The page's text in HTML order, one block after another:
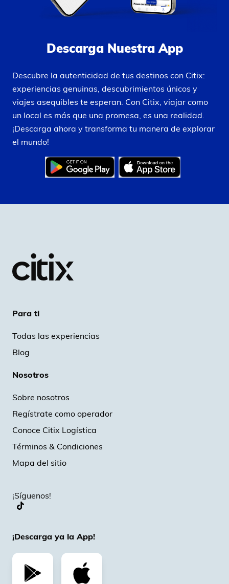
Descarga Nuestra App
Descubre la autenticidad de tus destinos con Citix:
experiencias genuinas, descubrimientos únicos y
viajes asequibles te esperan. Con Citix, viajar como
un local es más que una promesa, es una realidad.
¡Descarga ahora y transforma tu manera de explorar
el mundo!
Para ti
Todas las experiencias
Blog
Nosotros
Sobre nosotros
Regístrate como operador
Conoce Citix Logística
Términos & Condiciones
Mapa del sitio
¡Síguenos!
¡Descarga ya la App!